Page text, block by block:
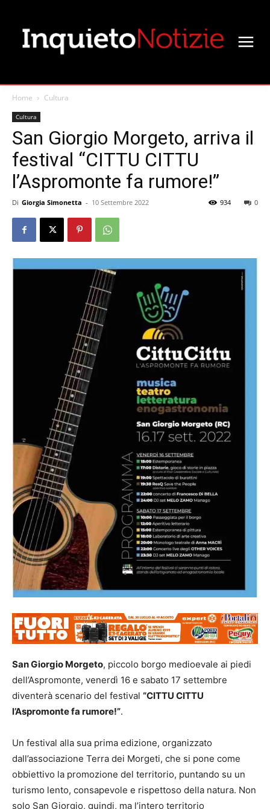
Home Cultura
Cultura
San Giorgio Morgeto, arriva il
festival “CITTU CITTU
l’Aspromonte fa rumore!”
Di Giorgia Simonetta - 10 Settembre 2022 0
934
San Giorgio Morgeto, piccolo borgo medioevale ai piedi
dell’Aspromonte, venerdì 16 e sabato 17 settembre
diventerà scenario del festival “CITTU CITTU
l’Aspromonte fa rumore!”.
Un festival alla sua prima edizione, organizzato
dall’associazione Terra dei Morgeti, che si pone come
obbiettivo la promozione del territorio, puntando su un
turismo lento, consapevole e rispettoso della natura. Non
solo San Giorgio, quindi, ma l’intero territorio